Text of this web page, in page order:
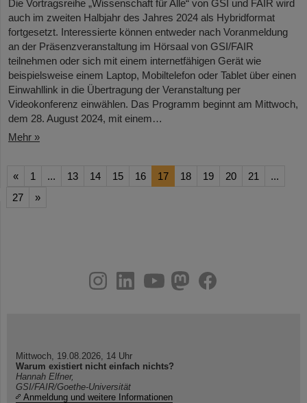
Die Vortragsreihe „Wissenschaft für Alle“ von GSI und FAIR wird
auch im zweiten Halbjahr des Jahres 2024 als Hybridformat
fortgesetzt. Interessierte können entweder nach Voranmeldung
an der Präsenzveranstaltung im Hörsaal von GSI/FAIR
teilnehmen oder sich mit einem internetfähigen Gerät wie
beispielsweise einem Laptop, Mobiltelefon oder Tablet über einen
Einwahllink in die Übertragung der Veranstaltung per
Videokonferenz einwählen. Das Programm beginnt am Mittwoch,
dem 28. August 2024, mit einem…
Mehr »
« 1 ... 13 14 15 16 17 18 19 20 21
...
27
»
youtube
helmholtz.social
facebook
Mittwoch, 19.08.2026, 14 Uhr
Warum existiert nicht einfach nichts?
Hannah Elfner,
GSI/FAIR/Goethe-Universität
Anmeldung und weitere Informationen